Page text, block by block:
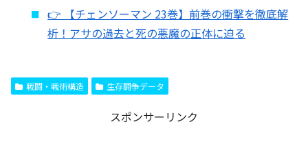
👉 【チェンソーマン 23巻】前巻の衝撃を徹底解
析！アサの過去と死の悪魔の正体に迫る
戦闘・戦術構造 生存闘争データ
スポンサーリンク